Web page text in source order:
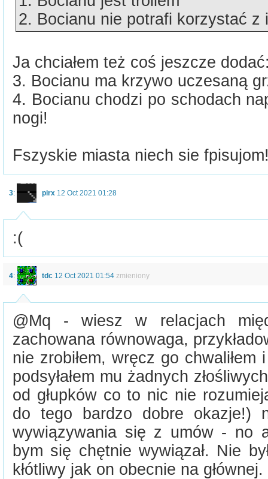
2. Bocianu nie potrafi korzystać z
Ja chciałem też coś jeszcze
3. Bocianu ma krzywo uczesaną
4. Bocianu chodzi po schodach
nogi!
Fszyskie miasta niech sie
3: pirx 12 Oct 2021 01:28
:(
4: tdc 12 Oct 2021 01:54 zmieniony
@Mq - wiesz w relacjach
zachowana równowaga,
nie zrobiłem, wręcz go chwaliłem
podsyłałem mu żadnych
od głupków co to nic nie
do tego bardzo dobre okazje!)
wywiązywania się z umów - no
bym się chętnie wywiązał. Nie
kłótliwy jak on obecnie na głównej.